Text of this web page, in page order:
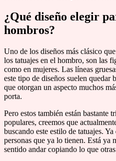
¿Qué diseño elegir
hombros?
Uno de los diseños más clásico
los tatuajes en el hombro, son las
como en mujeres. Las líneas
este tipo de diseños suelen quedar
que otorgan un aspecto muchos
porta.
Pero estos también están bastante
populares, creemos que
buscando este estilo de tatuajes.
personas que ya lo tienen. Está ya
sentido andar copiando lo que